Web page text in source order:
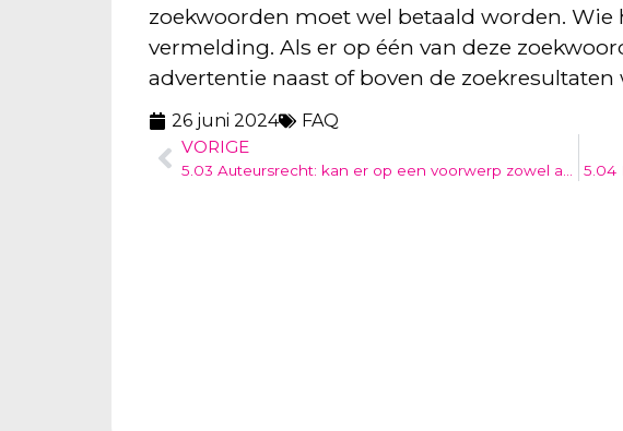
zoekwoorden moet wel betaald worden.
vermelding. Als er op één van deze
advertentie naast of boven de zoekresultaten
26 juni 2024
FAQ
VORIGE
5.04